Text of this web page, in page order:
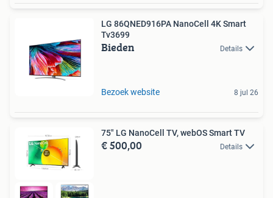
LG 86QNED916PA NanoCell 4K Smart
Tv3699
Bieden Details
Bezoek website 8 jul 26
75" LG NanoCell TV, webOS Smart TV
€ 500,00 Details